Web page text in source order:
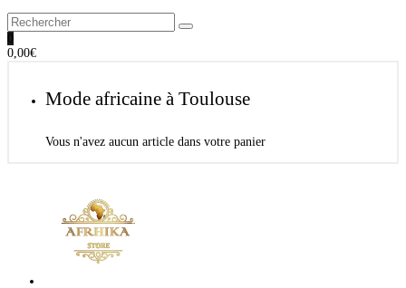
0
0,00€
Mode africaine à Toulouse
Vous n'avez aucun article dans votre panier